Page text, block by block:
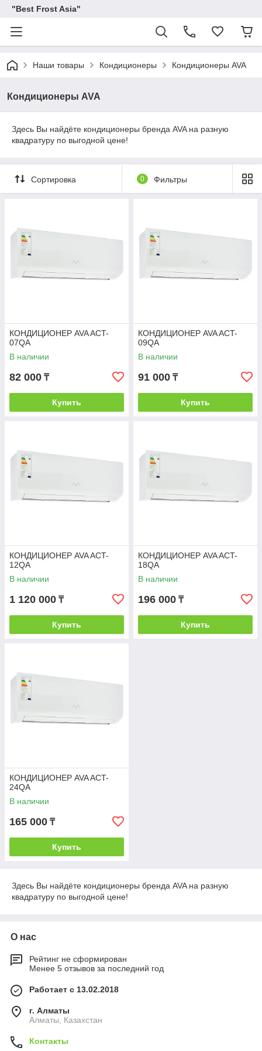
"Best Frost Asia"
Наши товары Кондиционеры Кондиционеры AVA
Кондиционеры AVA
Здесь Вы найдёте кондиционеры бренда AVA на разную
квадратуру по выгодной цене!
Сортировка 0 Фильтры
КОНДИЦИОНЕР AVA ACT-
07QA
В наличии
82 000 ₸
Купить
КОНДИЦИОНЕР AVA ACT-
09QA
В наличии
91 000 ₸
Купить
КОНДИЦИОНЕР AVA ACT-
12QA
В наличии
1 120 000 ₸
Купить
КОНДИЦИОНЕР AVA ACT-
18QA
В наличии
196 000 ₸
Купить
КОНДИЦИОНЕР AVA ACT-
24QA
В наличии
165 000 ₸
Купить
Здесь Вы найдёте кондиционеры бренда AVA на разную
квадратуру по выгодной цене!
О нас
Рейтинг не сформирован
Менее 5 отзывов за последний год
Работает с 13.02.2018
г. Алматы
Алматы, Казахстан
Контакты